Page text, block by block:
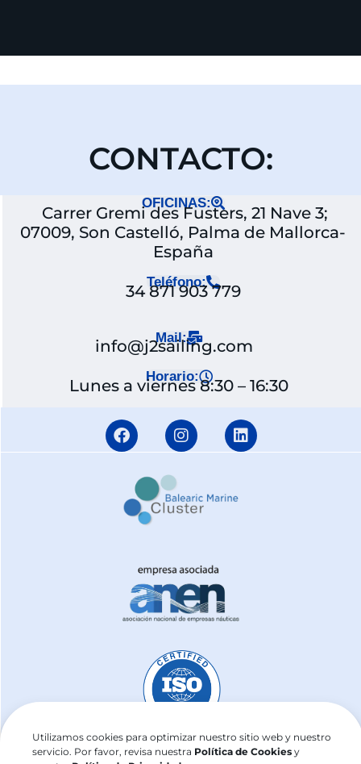
Utilizamos cookies para optimizar nuestro sitio web y nuestro
servicio. Por favor, revisa nuestra Política de Cookies y
CONTACTO:
OFICINAS:
Carrer Gremi des Fusters, 21 Nave 3;
07009, Son Castelló, Palma de Mallorca-
España
Teléfono:
34 871 903 779
Mail:
info@j2sailing.com
Horario:
Lunes a viernes 8:30 – 16:30